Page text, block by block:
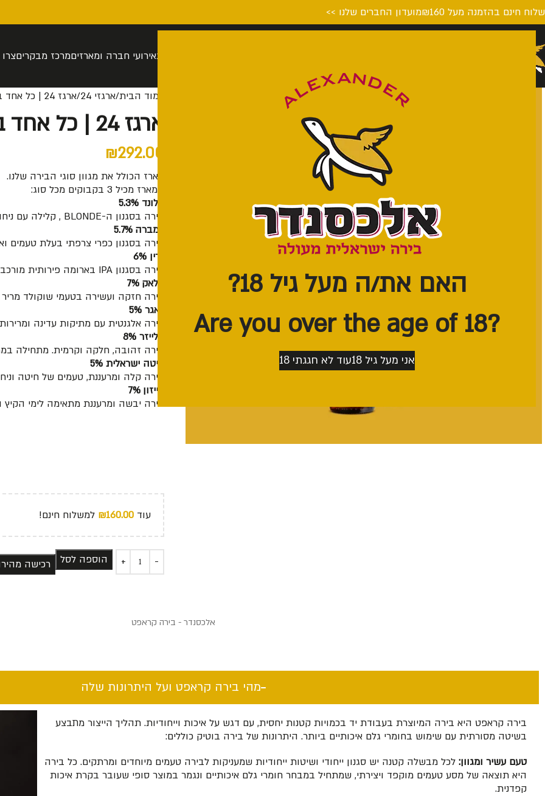
האם את/ה מעל גיל 18?
?Are you over the age of 18
אני מעל גיל 18 עוד לא חגגתי 18
חינם בהזמנה מעל ₪160 מועדון החברים שלנו >>
חנותאירועי חברה ומארזיםמרכז מבקרים
עמוד הבית ארגזי 24 ארגז 24 | כל אחד בצבע
ארגז 24 | כל אחד בצבע
₪292.00
מארז הכולל את מגוון סוגי הבירה שלנו.
המארז מכיל 3 בקבוקים מכל סוג:
בלונד 5.3%
בירה בסגנון ה-BLONDE , קלילה עם ניחוח פירותי ואיזון מדוייק בין מרירות ומתיקות
אמברה 5.7%
בירה בסגנון כפרי צרפתי בעלת טעמים
גרין 6%
בירה בסגנון IPA בארומה פירותית מורכבת.
בלאק 7%
בירה חזקה ועשירה בטעמי שוקולד
לאגר 5%
בירה אלגנטית עם מתיקות עדינה
בלייזר 8%
בירה זהובה, חלקה וקרמית. מתחילה
חיטה ישראלית 5%
בירה קלה ומרעננת, טעמים של חיטה
סייזון 7%
בירה יבשה ומרעננת מתאימה לימי הקיץ
עוד ₪160.00 למשלוח חינם!
הוספה לסל רכישה
אלכסנדר - בירה קראפט
מהי בירה קראפט ועל היתרונות שלה​
בירה קראפט היא בירה המיוצרת בעבודת יד בכמויות קטנות יחסית, עם דגש על איכות וייחודיות. תהליך הייצור מתבצע
בשיטה מסורתית עם שימוש בחומרי גלם איכותיים ביותר. היתרונות של בירה בוטיק כוללים:
טעם עשיר ומגוון: לכל מבשלה קטנה יש סגנון ייחודי ושיטות ייחודיות שמעניקות לבירה טעמים מיוחדים ומרתקים. כל בירה
היא תוצאה של מסע טעמים מוקפד ויצירתי, שמתחיל במבחר חומרי גלם איכותיים ונגמר במוצר סופי שעובר בקרת איכות
קפדנית.